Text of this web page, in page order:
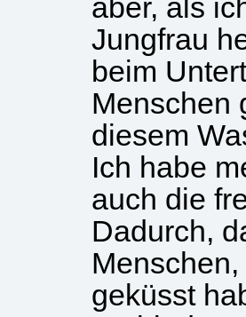
aber, als
Jungfrau
beim
Menschen
diesem
Ich habe
auch die
Dadurch,
geküsst